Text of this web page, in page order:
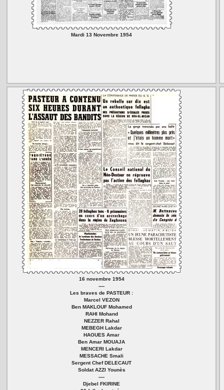
Mardi 13 Novembre 1954
16 novembre 1954
----
Les braves de PASTEUR :
Marcel VEZON
Ben MAKLOUF Mohamed
RAHI Mohand
NEZZER Rahal
MEBEGH Lakdar
HAOUES Amar
Ben Amar MOUAJA
MENCERI Lakdar
MESSACHE Smali
Sergent Chef DELECAUT
Soldat AZZI Younès
----
Djebel FKIRINE